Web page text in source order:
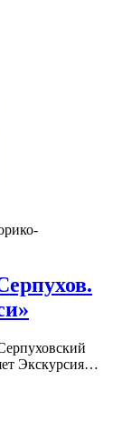
Экскурсия…